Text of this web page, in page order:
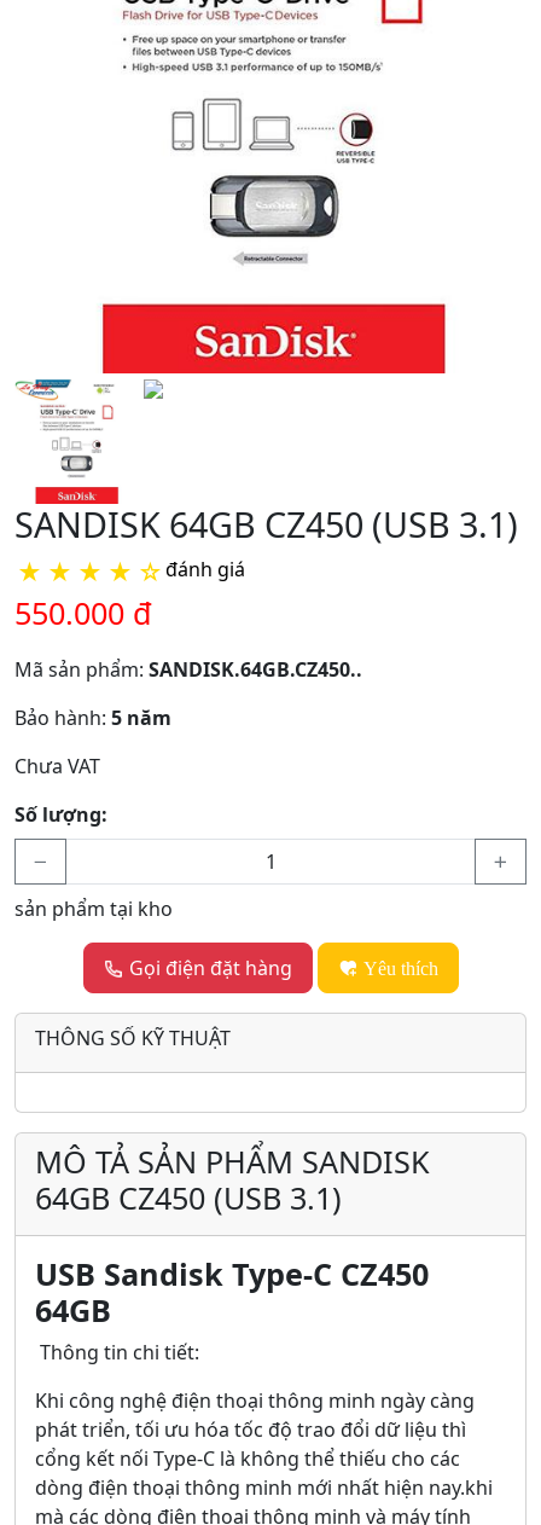
SANDISK 64GB CZ450 (USB 3.1)
★ ★ ★ ★ ☆đánh giá
550.000 đ
Mã sản phẩm: SANDISK.64GB.CZ450..
Bảo hành: 5 năm
Chưa VAT
Số lượng:
sản phẩm tại kho
Gọi điện đặt hàng Yêu thích
THÔNG SỐ KỸ THUẬT
MÔ TẢ SẢN PHẨM SANDISK
64GB CZ450 (USB 3.1)
USB Sandisk Type-C CZ450
64GB
Thông tin chi tiết:
Khi công nghệ điện thoại thông minh ngày càng
phát triển, tối ưu hóa tốc độ trao đổi dữ liệu thì
cổng kết nối Type-C là không thể thiếu cho các
dòng điện thoại thông minh mới nhất hiện nay.khi
mà các dòng điện thoại thông minh và máy tính